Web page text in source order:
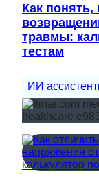
Как понять,
травмы:
тестам
ИИ